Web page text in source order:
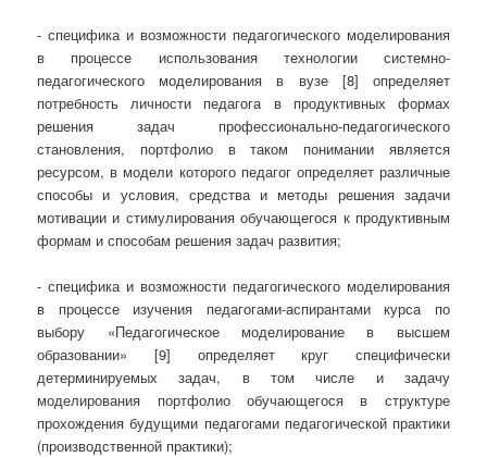
- специфика и возможности педагогического моделирования
в процессе использования технологии системно-
педагогического моделирования в вузе [8] определяет
потребность личности педагога в продуктивных формах
решения задач профессионально-педагогического
становления, портфолио в таком понимании является
ресурсом, в модели которого педагог определяет различные
способы и условия, средства и методы решения задачи
мотивации и стимулирования обучающегося к продуктивным
формам и способам решения задач развития;
- специфика и возможности педагогического моделирования
в процессе изучения педагогами-аспирантами курса по
выбору «Педагогическое моделирование в высшем
образовании» [9] определяет круг специфически
детерминируемых задач, в том числе и задачу
моделирования портфолио обучающегося в структуре
прохождения будущими педагогами педагогической практики
(производственной практики);